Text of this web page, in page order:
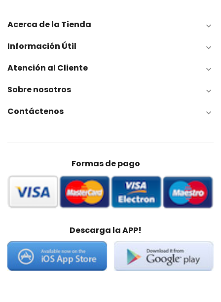
Acerca de la Tienda 
Información Útil 
Atención al Cliente 
Sobre nosotros 
Contáctenos 
Formas de pago
Descarga la APP!